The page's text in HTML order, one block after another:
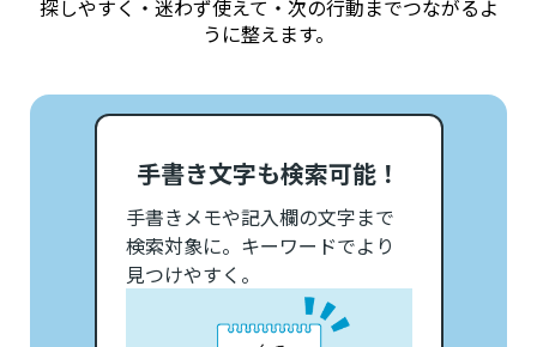
探しやすく・迷わず使えて・次の行動までつながるよ
うに整えます。
手書き文字も検索可能！
手書きメモや記入欄の文字まで
検索対象に。キーワードでより
見つけやすく。